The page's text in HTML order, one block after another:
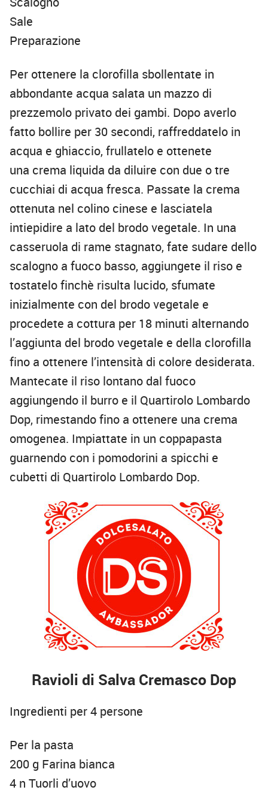
Sale
Preparazione
Per ottenere la clorofilla sbollentate in
abbondante acqua salata un mazzo di
prezzemolo privato dei gambi. Dopo averlo
fatto bollire per 30 secondi, raffreddatelo in
acqua e ghiaccio, frullatelo e ottenete
una crema liquida da diluire con due o tre
cucchiai di acqua fresca. Passate la crema
ottenuta nel colino cinese e lasciatela
intiepidire a lato del brodo vegetale. In una
casseruola di rame stagnato, fate sudare dello
scalogno a fuoco basso, aggiungete il riso e
tostatelo finchè risulta lucido, sfumate
inizialmente con del brodo vegetale e
procedete a cottura per 18 minuti alternando
l’aggiunta del brodo vegetale e della clorofilla
fino a ottenere l’intensità di colore desiderata.
Mantecate il riso lontano dal fuoco
aggiungendo il burro e il Quartirolo Lombardo
Dop, rimestando fino a ottenere una crema
omogenea. Impiattate in un coppapasta
guarnendo con i pomodorini a spicchi e
cubetti di Quartirolo Lombardo Dop.
Ravioli di Salva Cremasco Dop
Ingredienti per 4 persone
Per la pasta
200 g Farina bianca
4 n Tuorli d’uovo